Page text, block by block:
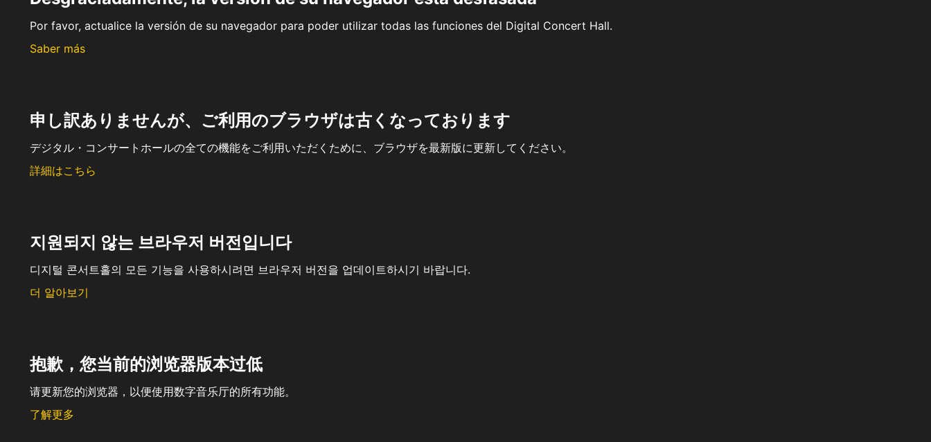
Por favor, actualice la versión de su navegador para poder utilizar todas las funciones del Digital Concert Hall.
Saber más
申し訳ありませんが、ご利用のブラウザは古くなっております
デジタル・コンサートホールの全ての機能をご利用いただくために、ブラウザを最新版に更新してください。
詳細はこちら
지원되지 않는 브라우저 버전입니다
디지털 콘서트홀의 모든 기능을 사용하시려면 브라우저 버전을 업데이트하시기 바랍니다.
더 알아보기
抱歉，您当前的浏览器版本过低
请更新您的浏览器，以便使用数字音乐厅的所有功能。
了解更多